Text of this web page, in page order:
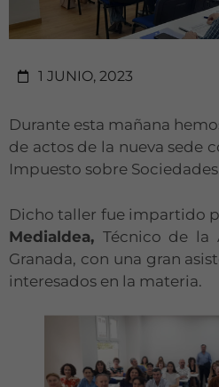
1 JUNIO, 2023
Durante esta mañana
de actos de la nueva sede
Impuesto sobre
Dicho taller fue impartido
Medialdea, Técnico de la
Granada, con una gran
interesados en la materia.